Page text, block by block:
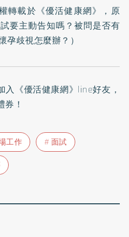
轉載於《優活健康網》，原
要主動告知嗎？被問是否有
孕歧視怎麼辦？ ）
入 《優活健康網》line好友 ，
！
工作
面試